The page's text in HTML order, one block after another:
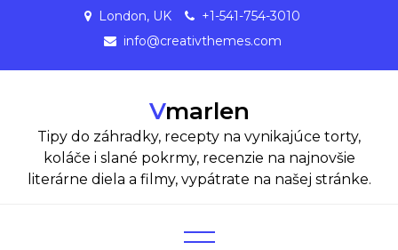
London, UK
+1-541-754-3010
info@creativthemes.com
Vmarlen
Tipy do záhradky, recepty na vynikajúce torty,
koláče i slané pokrmy, recenzie na najnovšie
literárne diela a filmy, vypátrate na našej stránke.